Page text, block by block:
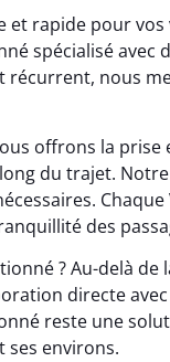
et rapide pour
spécialisé
nous
offrons la
du trajet.
des
? Au-delà
directe
reste une
ses environs.